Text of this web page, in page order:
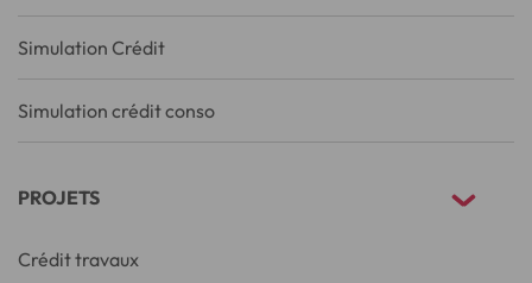
Simulation Crédit
Simulation crédit conso
PROJETS
Crédit travaux